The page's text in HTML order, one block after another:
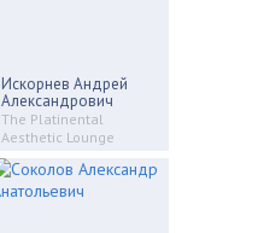
Искорнев Андрей
Александрович
The Platinental
Aesthetic Lounge